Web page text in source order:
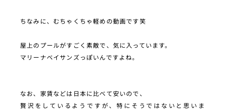
ちなみに、むちゃくちゃ軽めの動画です笑
屋上のプールがすごく素敵で、気に入っています。
マリーナベイサンズっぽいんですよね。
なお、家賃などは日本に比べて安いので、
贅沢をしているようですが、特にそうではないと思いま